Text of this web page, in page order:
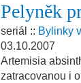
Pelyněk
seriál :: Bylinky
03.10.2007
Artemisia
zatracovanou i